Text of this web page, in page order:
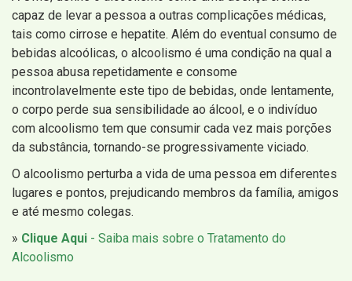
capaz de levar a pessoa a outras complicações médicas,
tais como cirrose e hepatite. Além do eventual consumo de
bebidas alcoólicas, o alcoolismo é uma condição na qual a
pessoa abusa repetidamente e consome
incontrolavelmente este tipo de bebidas, onde lentamente,
o corpo perde sua sensibilidade ao álcool, e o indivíduo
com alcoolismo tem que consumir cada vez mais porções
da substância, tornando-se progressivamente viciado.
O alcoolismo perturba a vida de uma pessoa em diferentes
lugares e pontos, prejudicando membros da família, amigos
e até mesmo colegas.
» Clique Aqui - Saiba mais sobre o Tratamento do
Alcoolismo